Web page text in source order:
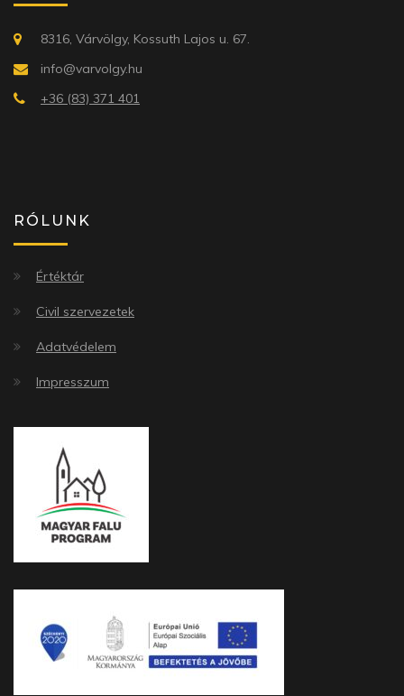
8316, Várvölgy, Kossuth Lajos u. 67.
info@varvolgy.hu
+36 (83) 371 401
RÓLUNK
Értéktár
Civil szervezetek
Adatvédelem
Impresszum